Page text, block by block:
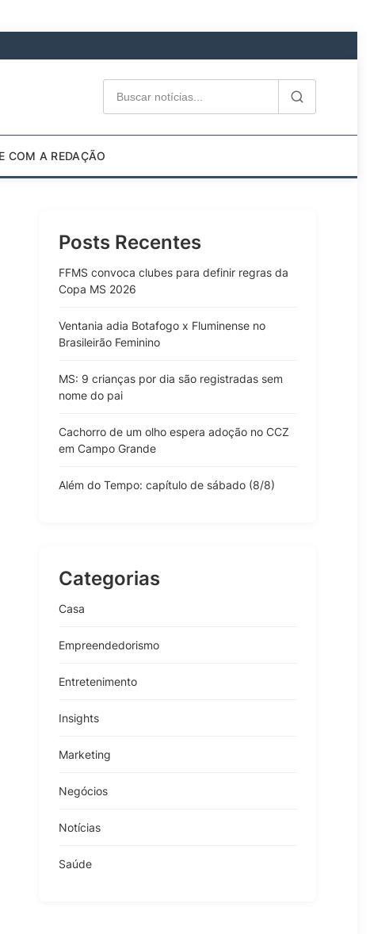
COM A REDAÇÃO
Posts Recentes
FFMS convoca clubes para definir regras da
Copa MS 2026
Ventania adia Botafogo x Fluminense no
Brasileirão Feminino
MS: 9 crianças por dia são registradas sem
nome do pai
Cachorro de um olho espera adoção no CCZ
em Campo Grande
Além do Tempo: capítulo de sábado (8/8)
Categorias
Casa
Empreendedorismo
Entretenimento
Insights
Marketing
Negócios
Notícias
Saúde